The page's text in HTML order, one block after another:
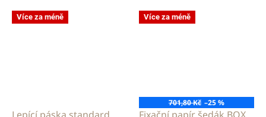
Více za méně Více za méně
701,80 Kč –25 %